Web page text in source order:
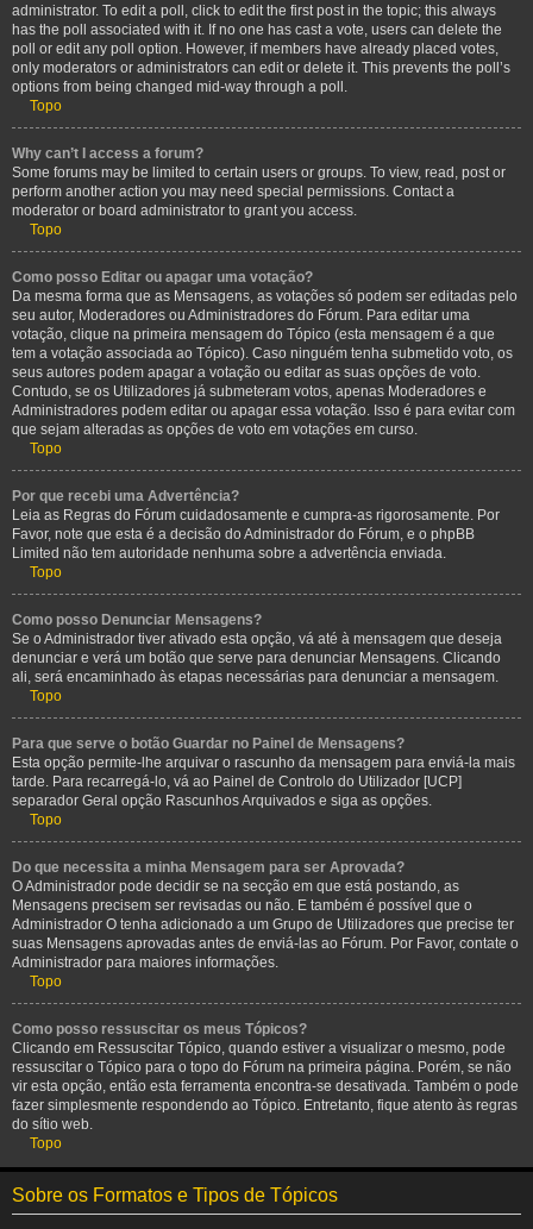
administrator. To edit a poll, click to edit the first post in the topic; this always
has the poll associated with it. If no one has cast a vote, users can delete the
poll or edit any poll option. However, if members have already placed votes,
only moderators or administrators can edit or delete it. This prevents the poll’s
options from being changed mid-way through a poll.
Topo
Why can’t I access a forum?
Some forums may be limited to certain users or groups. To view, read, post or
perform another action you may need special permissions. Contact a
moderator or board administrator to grant you access.
Topo
Como posso Editar ou apagar uma votação?
Da mesma forma que as Mensagens, as votações só podem ser editadas pelo
seu autor, Moderadores ou Administradores do Fórum. Para editar uma
votação, clique na primeira mensagem do Tópico (esta mensagem é a que
tem a votação associada ao Tópico). Caso ninguém tenha submetido voto, os
seus autores podem apagar a votação ou editar as suas opções de voto.
Contudo, se os Utilizadores já submeteram votos, apenas Moderadores e
Administradores podem editar ou apagar essa votação. Isso é para evitar com
que sejam alteradas as opções de voto em votações em curso.
Topo
Por que recebi uma Advertência?
Leia as Regras do Fórum cuidadosamente e cumpra-as rigorosamente. Por
Favor, note que esta é a decisão do Administrador do Fórum, e o phpBB
Limited não tem autoridade nenhuma sobre a advertência enviada.
Topo
Como posso Denunciar Mensagens?
Se o Administrador tiver ativado esta opção, vá até à mensagem que deseja
denunciar e verá um botão que serve para denunciar Mensagens. Clicando
ali, será encaminhado às etapas necessárias para denunciar a mensagem.
Topo
Para que serve o botão Guardar no Painel de Mensagens?
Esta opção permite-lhe arquivar o rascunho da mensagem para enviá-la mais
tarde. Para recarregá-lo, vá ao Painel de Controlo do Utilizador [UCP]
separador Geral opção Rascunhos Arquivados e siga as opções.
Topo
Do que necessita a minha Mensagem para ser Aprovada?
O Administrador pode decidir se na secção em que está postando, as
Mensagens precisem ser revisadas ou não. E também é possível que o
Administrador O tenha adicionado a um Grupo de Utilizadores que precise ter
suas Mensagens aprovadas antes de enviá-las ao Fórum. Por Favor, contate o
Administrador para maiores informações.
Topo
Como posso ressuscitar os meus Tópicos?
Clicando em Ressuscitar Tópico, quando estiver a visualizar o mesmo, pode
ressuscitar o Tópico para o topo do Fórum na primeira página. Porém, se não
vir esta opção, então esta ferramenta encontra-se desativada. Também o pode
fazer simplesmente respondendo ao Tópico. Entretanto, fique atento às regras
do sítio web.
Topo
Sobre os Formatos e Tipos de Tópicos